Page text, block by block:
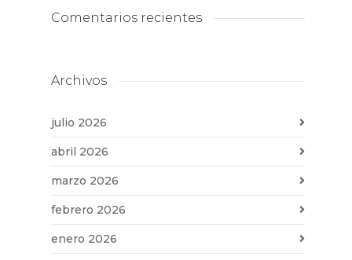
Comentarios recientes
Archivos
julio 2026
abril 2026
marzo 2026
febrero 2026
enero 2026